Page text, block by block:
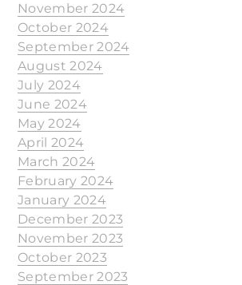
November 2024
October 2024
September 2024
August 2024
July 2024
June 2024
May 2024
April 2024
March 2024
February 2024
January 2024
December 2023
November 2023
October 2023
September 2023